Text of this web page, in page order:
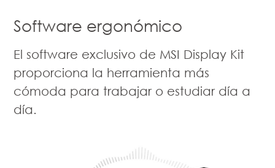
Software ergonómico
El software exclusivo de MSI Display Kit
proporciona la herramienta más
cómoda para trabajar o estudiar día a
día.